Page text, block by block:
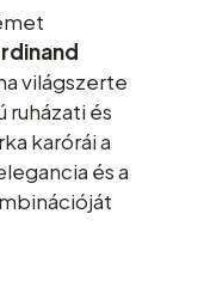
világszerte
ruházati és
karórái a
és a